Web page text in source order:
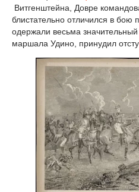
Витгенштейна, Довре
блистательно отличился в бою
одержали весьма
маршала Удино, принудил